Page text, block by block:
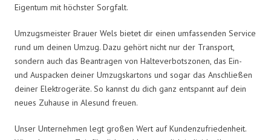
Eigentum mit höchster Sorgfalt.
Umzugsmeister Brauer Wels bietet dir einen umfassenden Service
rund um deinen Umzug. Dazu gehört nicht nur der Transport,
sondern auch das Beantragen von Halteverbotszonen, das Ein-
und Auspacken deiner Umzugskartons und sogar das Anschließen
deiner Elektrogeräte. So kannst du dich ganz entspannt auf dein
neues Zuhause in Alesund freuen.
Unser Unternehmen legt großen Wert auf Kundenzufriedenheit.